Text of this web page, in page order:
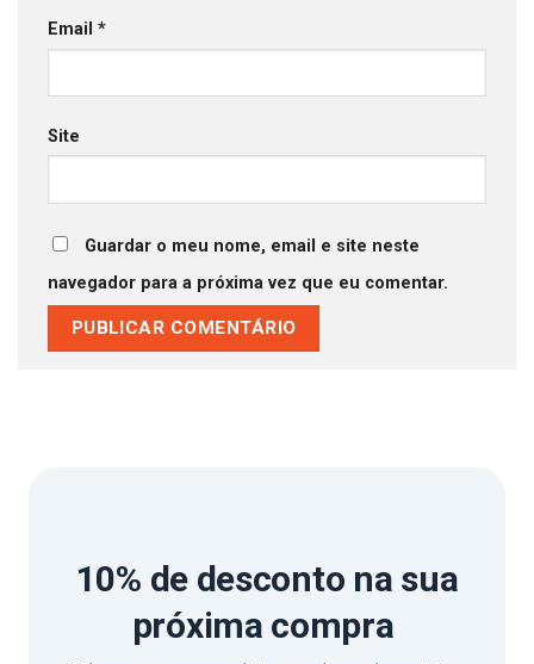
Email *
Site
Guardar o meu nome, email e site neste
navegador para a próxima vez que eu comentar.
10% de desconto na sua
próxima compra